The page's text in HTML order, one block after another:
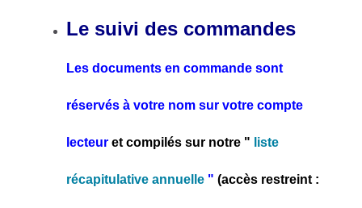
Le suivi des commandes
Les documents en commande sont
réservés à votre nom sur votre compte
lecteur et compilés sur notre " liste
récapitulative annuelle " (accès restreint :